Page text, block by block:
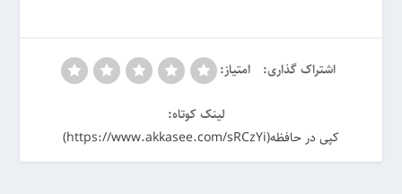
اشتراک گذاری: امتیاز:
لینک کوتاه:
کپی در حافظه(https://www.akkasee.com/sRCzYi)